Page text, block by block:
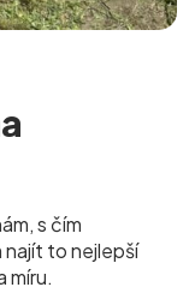
s čím
to nejlepší
míru.